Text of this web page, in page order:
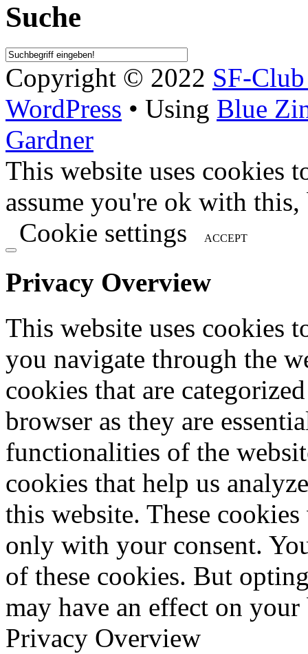
Suche
Copyright © 2022 SF-
WordPress • Using Blue
Gardner
This website uses cookies
assume you're ok with
Cookie settings
ACCEPT
Privacy Overview
This website uses cookies
you navigate through the
cookies that are
browser as they are
functionalities of the
cookies that help us
this website. These
only with your consent.
of these cookies. But
may have an effect on
Privacy Overview